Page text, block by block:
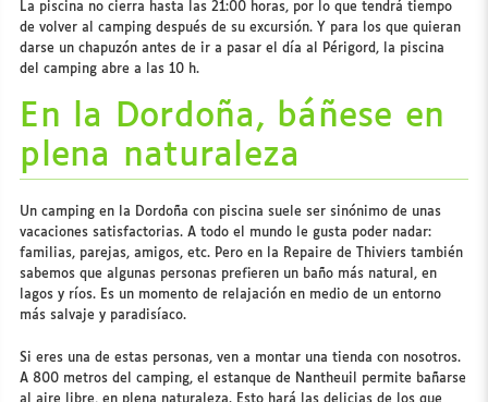
La piscina no cierra hasta las 21:00 horas, por lo que tendrá tiempo
de volver al camping después de su excursión. Y para los que quieran
darse un chapuzón antes de ir a pasar el día al Périgord, la piscina
del camping abre a las 10 h.
En la Dordoña, báñese en
plena naturaleza
Un camping en la Dordoña con piscina suele ser sinónimo de unas
vacaciones satisfactorias. A todo el mundo le gusta poder nadar:
familias, parejas, amigos, etc. Pero en la Repaire de Thiviers también
sabemos que algunas personas prefieren un baño más natural, en
lagos y ríos. Es un momento de relajación en medio de un entorno
más salvaje y paradisíaco.
Si eres una de estas personas, ven a montar una tienda con nosotros.
A 800 metros del camping, el estanque de Nantheuil permite bañarse